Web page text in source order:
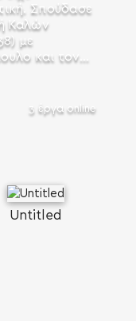
Σπούδασε
Καλών
με
και τον...
3 έργα online
Untitled